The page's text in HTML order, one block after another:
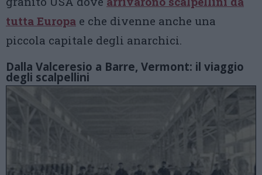
tutta Europa e che divenne anche una
piccola capitale degli anarchici.
Dalla Valceresio a Barre, Vermont: il viaggio
degli scalpellini